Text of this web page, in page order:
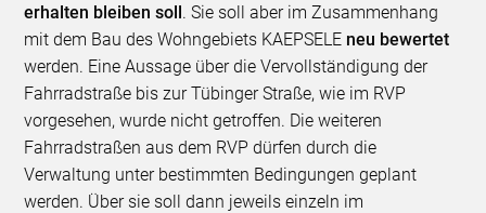
erhalten bleiben soll. Sie soll aber im Zusammenhang
mit dem Bau des Wohngebiets KAEPSELE neu bewertet
werden. Eine Aussage über die Vervollständigung der
Fahrradstraße bis zur Tübinger Straße, wie im RVP
vorgesehen, wurde nicht getroffen. Die weiteren
Fahrradstraßen aus dem RVP dürfen durch die
Verwaltung unter bestimmten Bedingungen geplant
werden. Über sie soll dann jeweils einzeln im